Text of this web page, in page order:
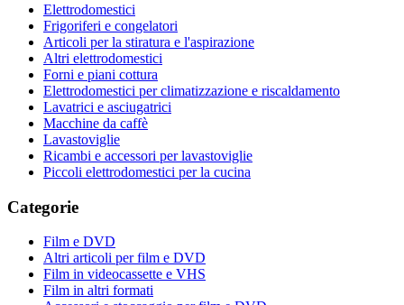
Elettrodomestici
Frigoriferi e congelatori
Articoli per la stiratura e l'aspirazione
Altri elettrodomestici
Forni e piani cottura
Elettrodomestici per climatizzazione e riscaldamento
Lavatrici e asciugatrici
Macchine da caffè
Lavastoviglie
Ricambi e accessori per lavastoviglie
Piccoli elettrodomestici per la cucina
Categorie
Film e DVD
Altri articoli per film e DVD
Film in videocassette e VHS
Film in altri formati